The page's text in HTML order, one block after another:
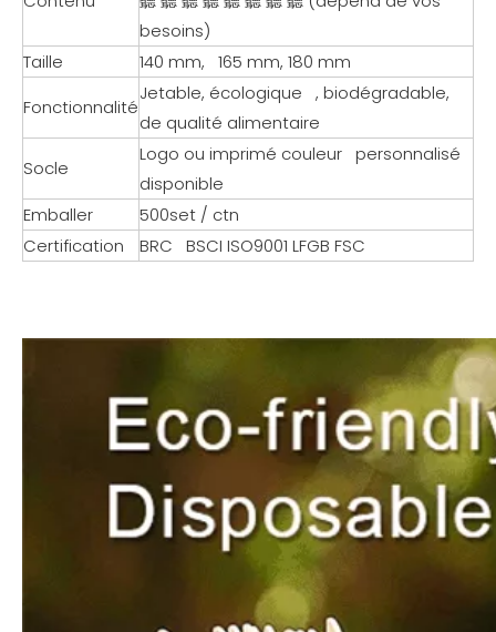
besoins)
Taille
140 mm, 165 mm, 180 mm
Fonctionnalité
Jetable, écologique , biodégradable,
de qualité alimentaire
Socle
Logo ou imprimé couleur personnalisé
disponible
Emballer
500set / ctn
Certification
BRC BSCI ISO9001 LFGB FSC